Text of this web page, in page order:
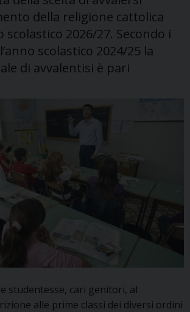
della religione cattolica
scolastico 2026/27. Secondo i
scolastico 2024/25 la
di avvalentisi è pari
studentesse, cari genitori, al
alle prime classi dei diversi ordini